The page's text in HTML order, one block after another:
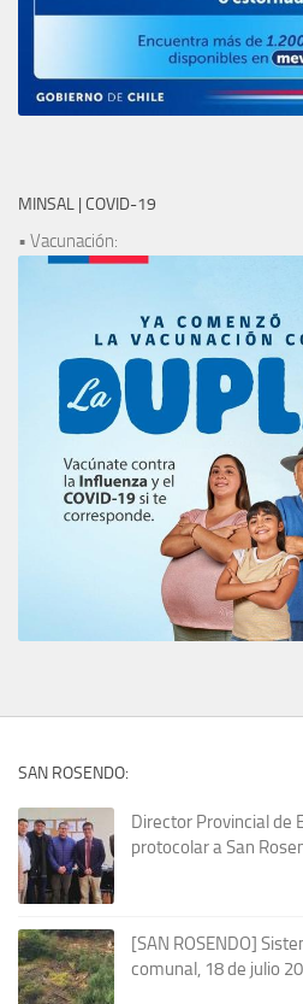
MINSAL | COVID-19
• Vacunación:
SAN ROSENDO:
Director Provincial de
protocolar a San
[SAN ROSENDO]
comunal, 18 de julio